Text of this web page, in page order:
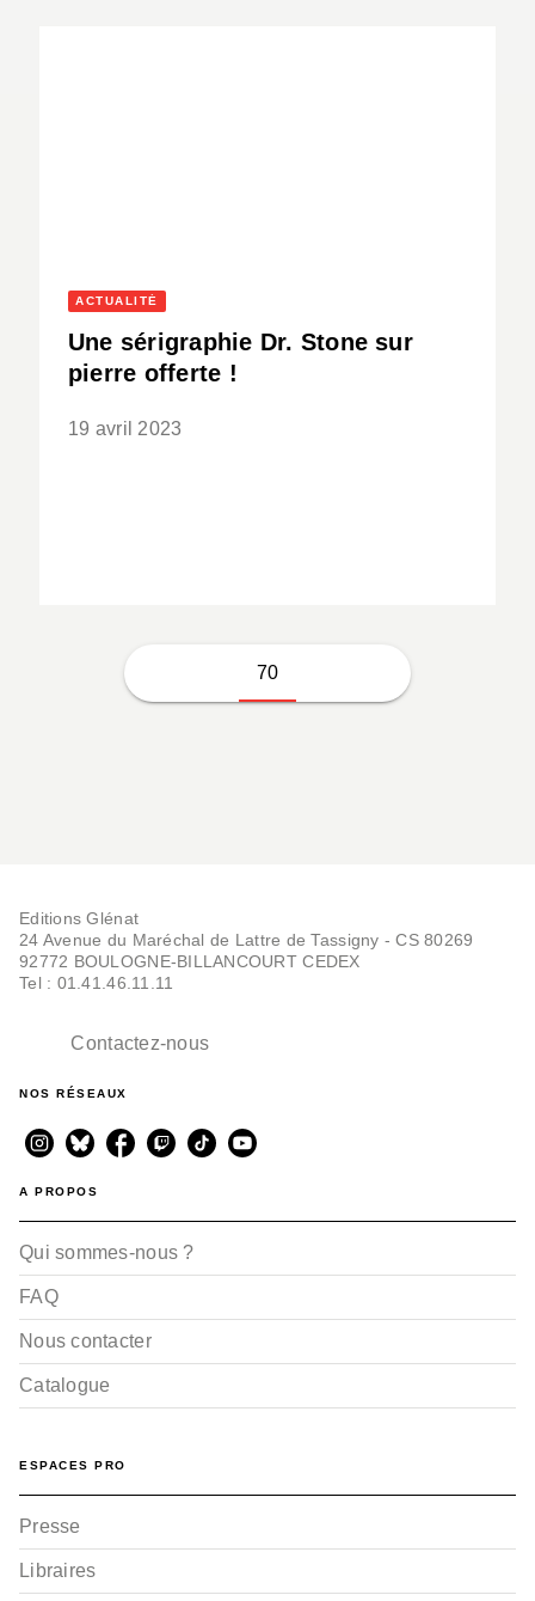
ACTUALITÉ
Une sérigraphie Dr. Stone sur
pierre offerte !
19 avril 2023
70
Editions Glénat
24 Avenue du Maréchal de Lattre de Tassigny - CS 80269
92772 BOULOGNE-BILLANCOURT CEDEX
Tel : 01.41.46.11.11
Contactez-nous
NOS RÉSEAUX
A PROPOS
Qui sommes-nous ?
FAQ
Nous contacter
Catalogue
ESPACES PRO
Presse
Libraires